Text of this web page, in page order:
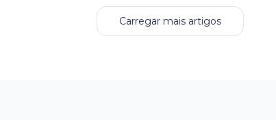
Carregar mais artigos